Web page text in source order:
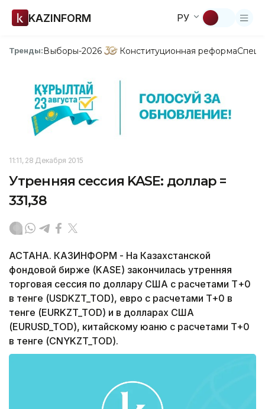
KAZINFORM РУ
Тренды:Выборы-2026 Конституционная реформа
11:11, 28 Декабря 2015
Утренняя сессия KASE: доллар =
331,38
АСТАНА. КАЗИНФОРМ - На Казахстанской
фондовой бирже (KASE) закончилась утренняя
торговая сессия по доллару США с расчетами Т+0
в тенге (USDKZT_TOD), евро с расчетами T+0 в
тенге (EURKZT_TOD) и в долларах США
(EURUSD_TOD), китайскому юаню с расчетами T+0
в тенге (CNYKZT_TOD).